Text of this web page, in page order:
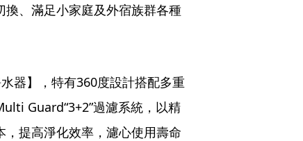
、滿足小家庭及外宿族群各種
器】，特有360度設計搭配多重
Guard“3+2”過濾系統，以精
提高淨化效率，濾心使用壽命